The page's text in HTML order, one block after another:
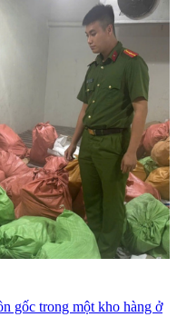
gốc trong một kho hàng ở